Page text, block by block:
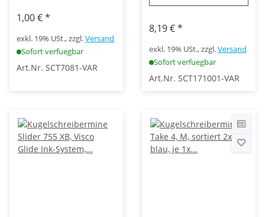
1,00 €*
exkl. 19% USt., zzgl.Versand
Sofort verfuegbar
Art.Nr. SCT7081-VAR
8,19 €*
exkl. 19% USt., zzgl.Versand
Sofort verfuegbar
Art.Nr. SCT171001-VAR